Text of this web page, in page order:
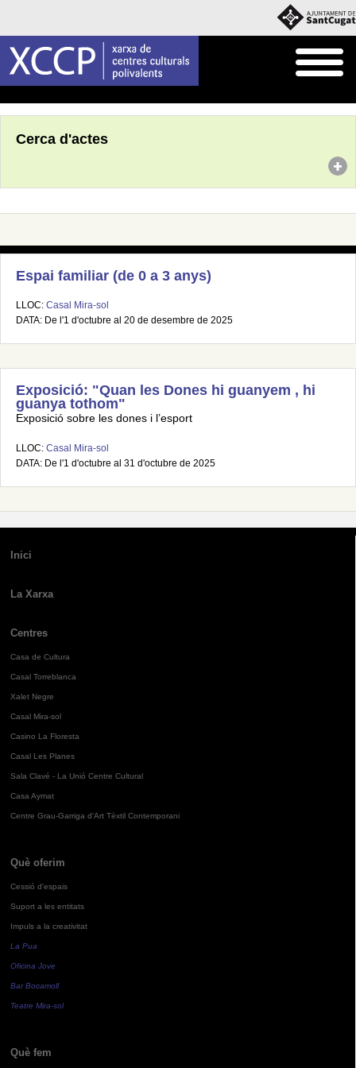
Cerca d'actes
Espai familiar (de 0 a 3 anys)
LLOC: Casal Mira-sol
DATA: De l'1 d'octubre al 20 de desembre de 2025
Exposició: "Quan les Dones hi guanyem , hi
guanya tothom"
Exposició sobre les dones i l’esport
LLOC: Casal Mira-sol
DATA: De l'1 d'octubre al 31 d'octubre de 2025
Inici
La Xarxa
Centres
Casa de Cultura
Casal Torreblanca
Xalet Negre
Casal Mira-sol
Casino La Floresta
Casal Les Planes
Sala Clavé - La Unió Centre Cultural
Casa Aymat
Centre Grau-Garriga d'Art Tèxtil Contemporani
Què oferim
Cessió d'espais
Suport a les entitats
Impuls a la creativitat
La Pua
Oficina Jove
Bar Bocamoll
Teatre Mira-sol
Què fem